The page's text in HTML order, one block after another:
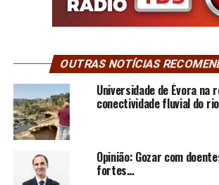
OUTRAS NOTÍCIAS
Universidade de Évora na
conectividade fluvial do
Opinião: Gozar com
fortes…